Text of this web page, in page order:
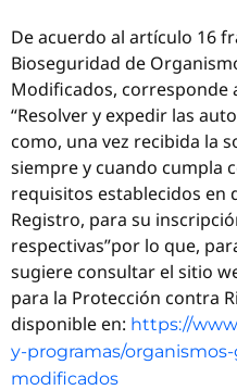
De acuerdo al artículo 16
Bioseguridad de
Modificados, corresponde
“Resolver y expedir las
como, una vez recibida la
siempre y cuando cumpla
requisitos establecidos en
Registro, para su
respectivas”por lo que,
sugiere consultar el sitio
para la Protección contra
disponible en: https://
y-programas/
modificados